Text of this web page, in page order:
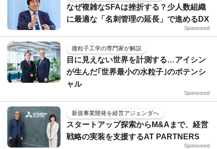
なぜ複雑なSFAは挫折する？少人数組織
に最適な「名刺管理の延長」で進めるDX
Sponsored
微粒子工学の専門家が解説
目に見えない世界を計測する…アイシン
が生んだ｢世界最小の水粒子｣のポテンシ
ャル
Sponsored
新規事業開発を経営アジェンダへ
スタートアップ探索からM&Aまで、経営
戦略の実装を支援するAT PARTNERS
Sponsored